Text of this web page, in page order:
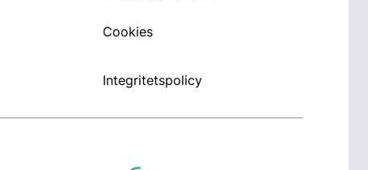
Cookies
Integritetspolicy